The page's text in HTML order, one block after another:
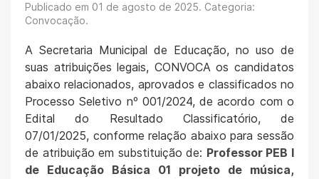
Publicado em 01 de agosto de 2025. Categoria:
Convocação.
A Secretaria Municipal de Educação, no uso de
suas atribuições legais, CONVOCA os candidatos
abaixo relacionados, aprovados e classificados no
Processo Seletivo nº 001/2024, de acordo com o
Edital do Resultado Classificatório, de
07/01/2025, conforme relação abaixo para sessão
de atribuição em substituição de: Professor PEB I
de Educação Básica 01 projeto de música,